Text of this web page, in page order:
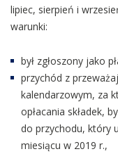
lipiec, sierpień i
warunki:
był zgłoszony jako
przychód z
kalendarzowym, za
opłacania składek,
do przychodu, który
miesiącu w 2019 r.,